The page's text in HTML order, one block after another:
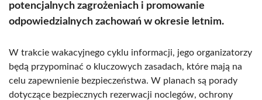
potencjalnych zagrożeniach i promowanie
odpowiedzialnych zachowań w okresie letnim.
W trakcie wakacyjnego cyklu informacji, jego organizatorzy
będą przypominać o kluczowych zasadach, które mają na
celu zapewnienie bezpieczeństwa. W planach są porady
dotyczące bezpiecznych rezerwacji noclegów, ochrony